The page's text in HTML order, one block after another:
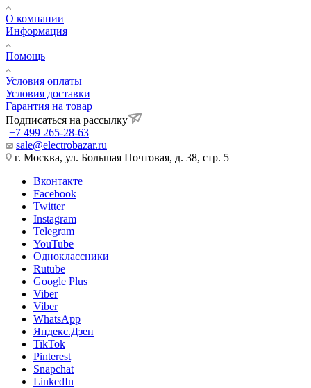
О компании
Информация
Помощь
Условия оплаты
Условия доставки
Гарантия на товар
Подписаться на рассылку
+7 499 265-28-63
sale@electrobazar.ru
г. Москва, ул. Большая Почтовая, д. 38, стр. 5
Вконтакте
Facebook
Twitter
Instagram
Telegram
YouTube
Одноклассники
Rutube
Google Plus
Viber
Viber
WhatsApp
Яндекс.Дзен
TikTok
Pinterest
Snapchat
LinkedIn